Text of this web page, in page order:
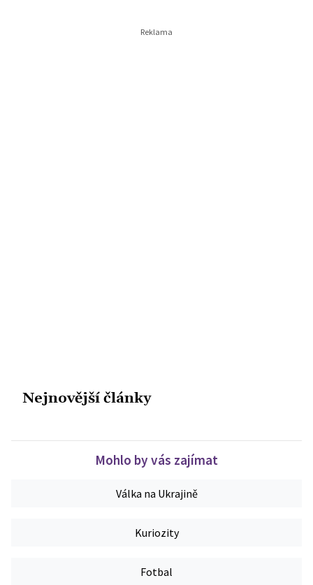
Nejnovější články
Mohlo by vás zajímat
Válka na Ukrajině
Kuriozity
Fotbal